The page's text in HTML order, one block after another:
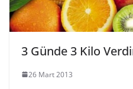
3 Günde 3 Kilo
26 Mart 2013